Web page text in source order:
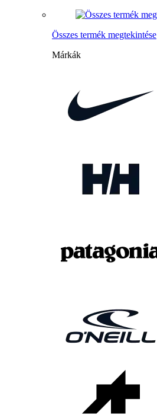
Összes termék megtekintése
Márkák